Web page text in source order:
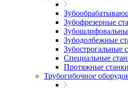
Зубофрезерные
Зубодолбежные
Зубострогальные
Специальные
Протяжные станки
Трубогибочное